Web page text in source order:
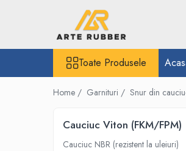
Toate Produsele
Etansare piston hidraulic
Profile din cauciuc
Toate Produsele
Home / Garnituri / Snur din
Cauciuc Viton (FKM/FPM)
Cauciuc NBR (rezistent la uleiuri)